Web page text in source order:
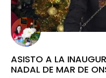
ASISTO A LA
NADAL DE MAR DE